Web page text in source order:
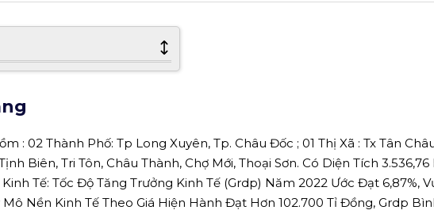
: 02 Thành Phố: Tp Long Xuyên, Tp. Châu Đốc ; 01 Thị Xã : Tx Tân
Biên, Tri Tôn, Châu Thành, Chợ Mới, Thoại Sơn. Có Diện Tích 3.536,76
Kinh Tế: Tốc Độ Tăng Trưởng Kinh Tế (Grdp) Năm 2022 Ước Đạt 6,87%,
Mô Nền Kinh Tế Theo Giá Hiện Hành Đạt Hơn 102.700 Tỉ Đồng, Grdp